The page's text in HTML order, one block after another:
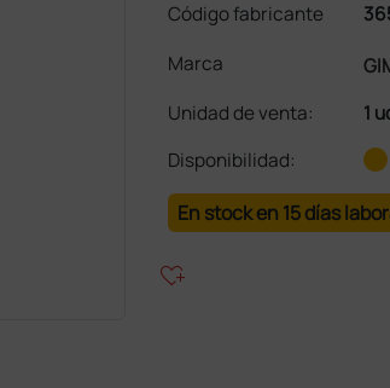
Código fabricante
Marca
Unidad de venta:
1
Disponibilidad:
En stock en 15 días
heart_plus